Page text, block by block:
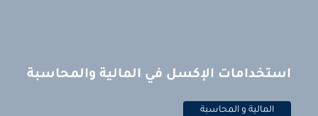
استخدامات الإكسل في المالية والمحاسبة
المالية و المحاسبة